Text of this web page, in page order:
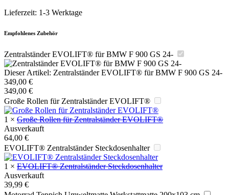
Lieferzeit: 1-3 Werktage
Empfohlenes Zubehör
Zentralständer EVOLIFT® für BMW F 900 GS 24-
Dieser Artikel: Zentralständer EVOLIFT® für BMW F 900 GS 24-
349,00 €
349,00 €
Große Rollen für Zentralständer EVOLIFT®
1 × Große Rollen für Zentralständer EVOLIFT®
Ausverkauft
64,00 €
EVOLIFT® Zentralständer Steckdosenhalter
1 × EVOLIFT® Zentralständer Steckdosenhalter
Ausverkauft
39,99 €